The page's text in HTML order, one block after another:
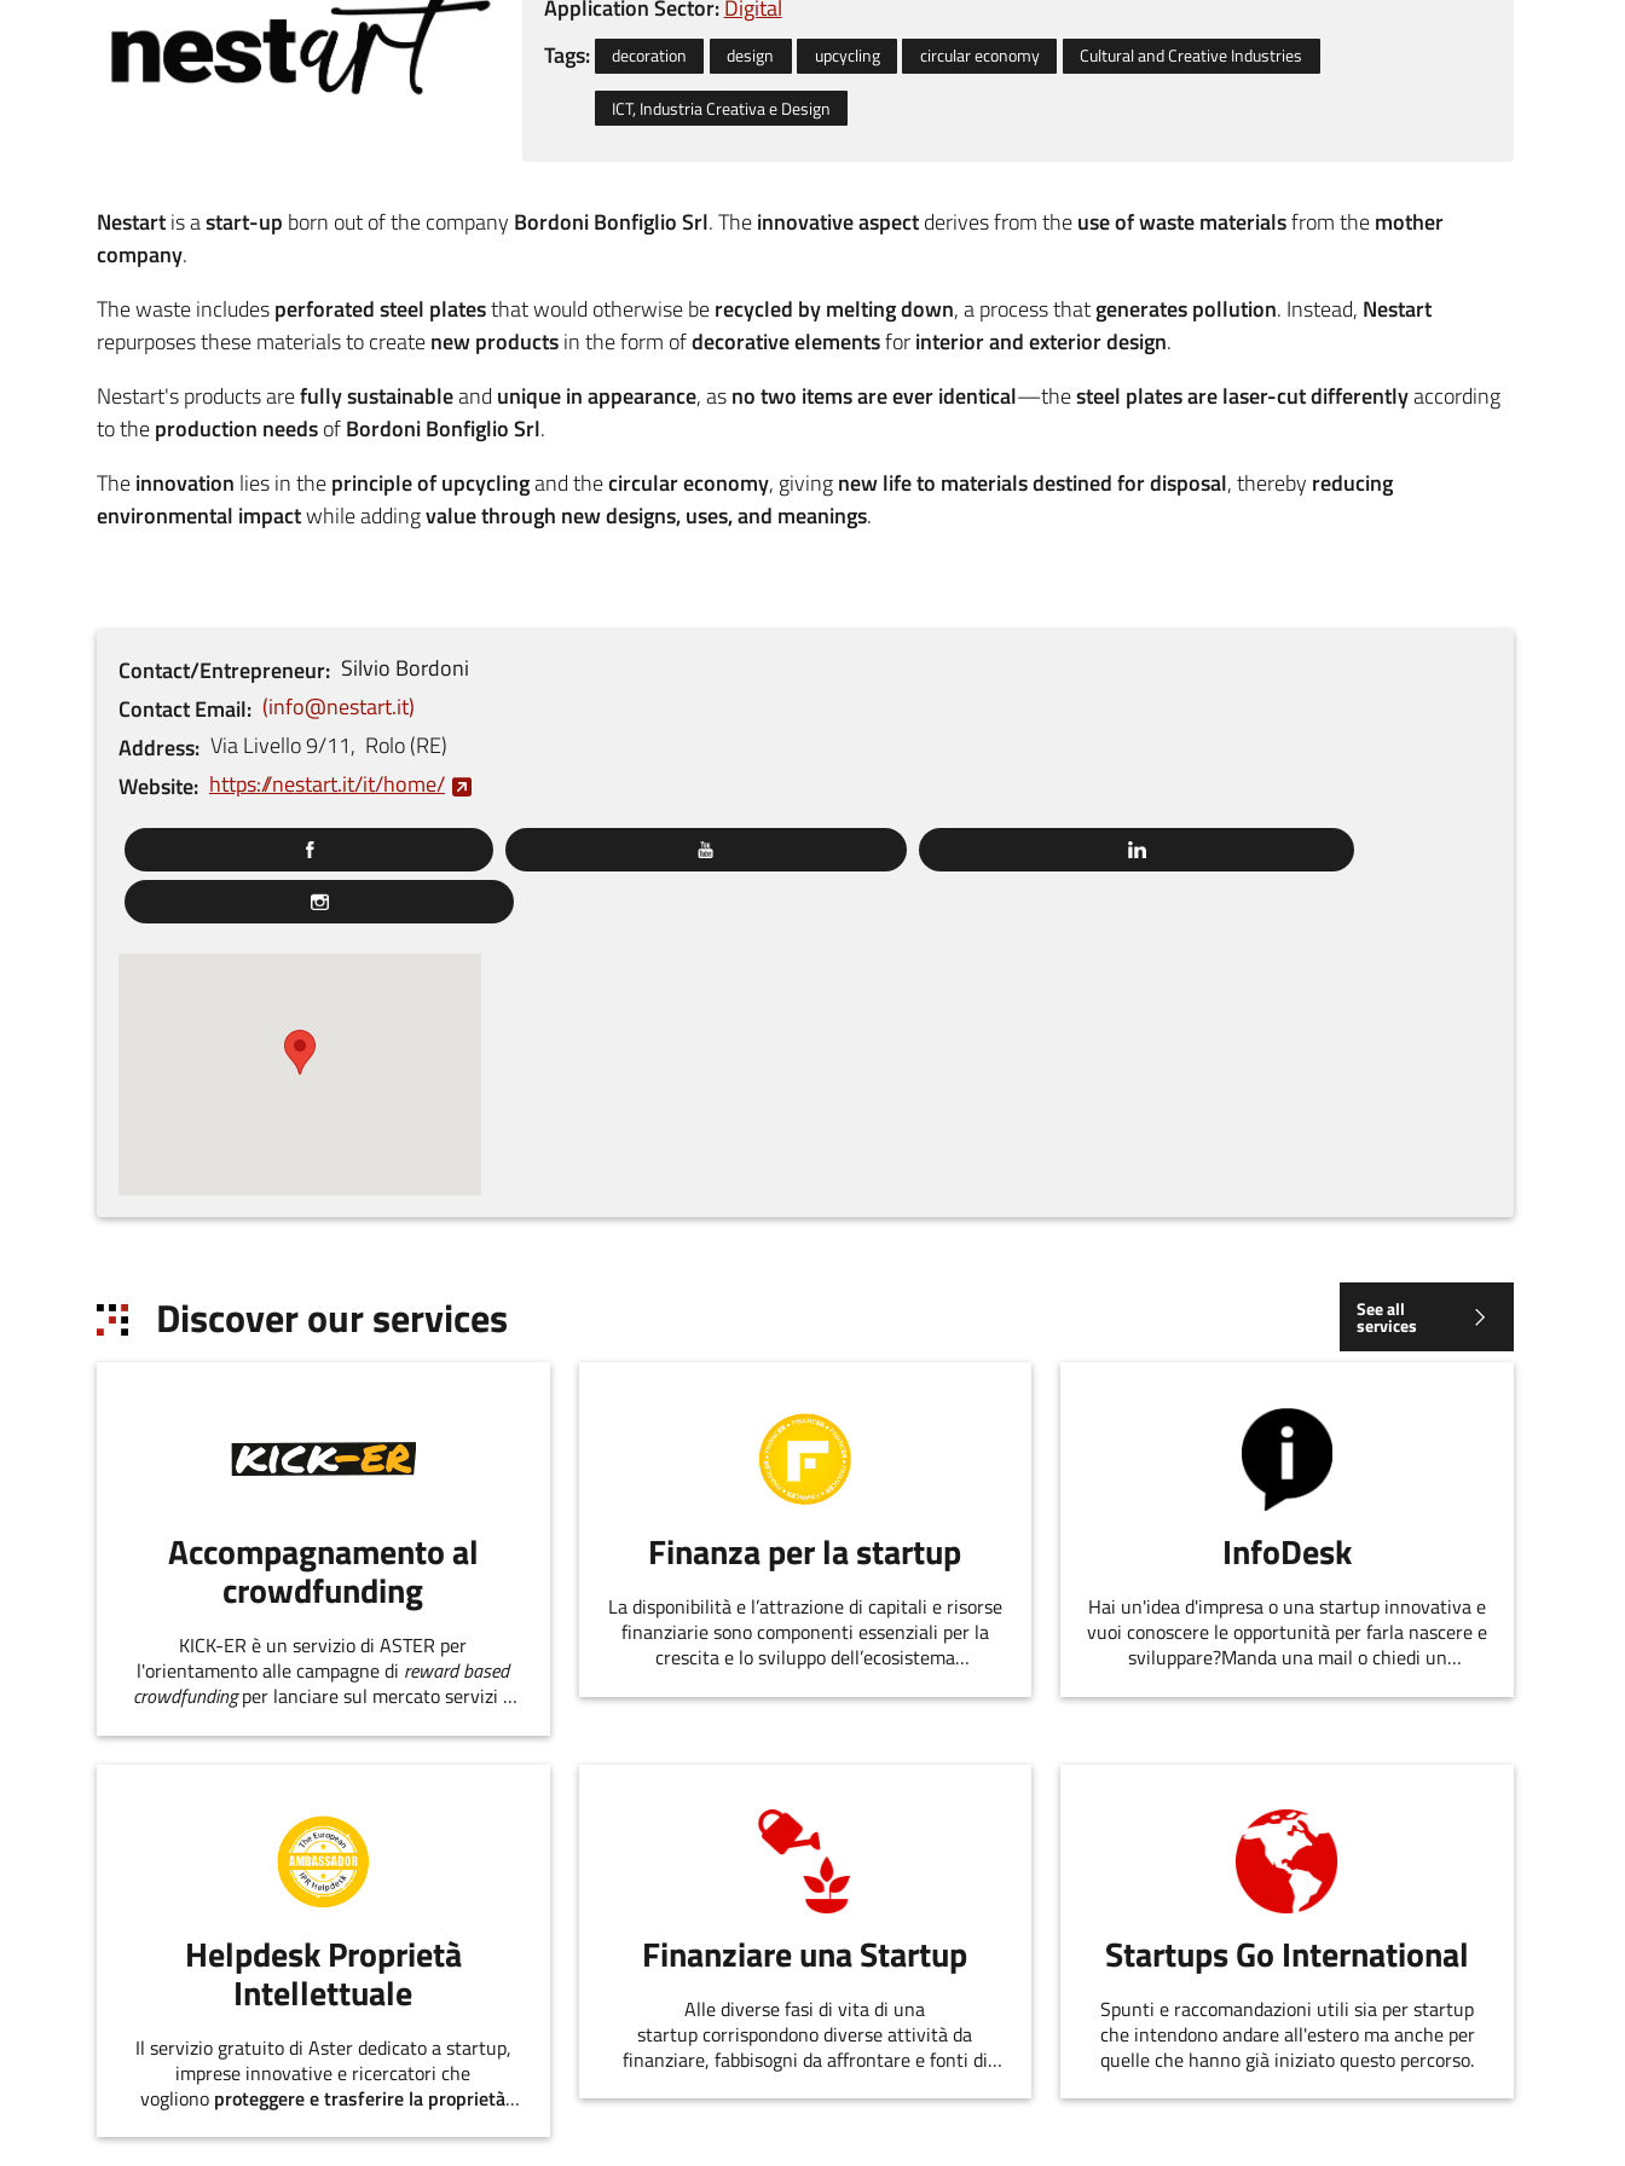
Application Sector:Digital
Tags:
decoration design upcycling circular economy
Cultural and Creative Industries
ICT, Industria Creativa e Design
Nestartis astart-up born out of the company Bordoni Bonfiglio Srl. Theinnovative aspectderives from theuse of waste materialsfrom themother
company.
The waste includesperforated steel platesthat would otherwise berecycled by melting down, a process thatgenerates pollution. Instead, Nestart
repurposes these materials to createnew productsin the form ofdecorative elementsforinterior and exterior design.
Nestart's products arefully sustainableand unique in appearance, asno two items are ever identical—thesteel plates are laser-cut differentlyaccording
to theproduction needsofBordoni Bonfiglio Srl.
Theinnovation lies in theprinciple of upcyclingand thecircular economy, givingnew life to materials destined for disposal, thereby reducing
environmental impactwhile addingvalue through new designs, uses, and meanings.
Contact/Entrepreneur Silvio Bordoni
Contact Email
info@nestart.it
Address Via Livello9/11, Rolo(RE)
Website https://nestart.it/it/home/
Discover our services See all
services
Accompagnamento al
crowdfunding
KICK-ER è un servizio di ASTER per
l'orientamento alle campagne di reward based
crowdfundingper lanciare sul mercato servizi e
Finanza per la startup
La disponibilità e l’attrazione di capitali e risorse
finanziarie sono componenti essenziali per la
crescita e lo sviluppo dell’ecosistema
InfoDesk
Hai un'idea d'impresa o una startup innovativa e
vuoi conoscere le opportunità per farla nascere e
sviluppare?Manda una mail o chiedi un
EmiliaRomagnaStartUp.
Helpdesk Proprietà
Intellettuale
Il servizio gratuito di Aster dedicato a startup,
imprese innovative e ricercatori che
vogliono proteggere e trasferire la proprietà
Finanziare una Startup
Alle diverse fasi di vita di una
startup corrispondono diverse attività da
finanziare, fabbisogni da affrontare e fonti di
Startups Go International
Spunti e raccomandazioni utili sia per startup
che intendono andare all'estero ma anche per
quelle che hanno già iniziato questo percorso.